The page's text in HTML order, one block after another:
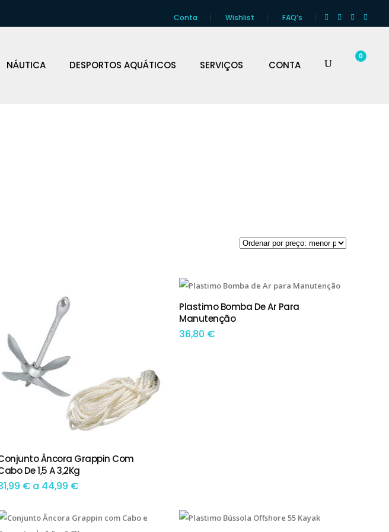
Conta Wishlist FAQ’s
NÁUTICA DESPORTOS AQUÁTICOS SERVIÇOS CONTA
0
TEM OPÇÕES
Âncora Grappin Com
De 1,5 A 3,2Kg
€ a 44,99 €Preço
31,99 €
ADICIONAR
Plastimo Bomba De Ar Para
Manutenção
36,80 €